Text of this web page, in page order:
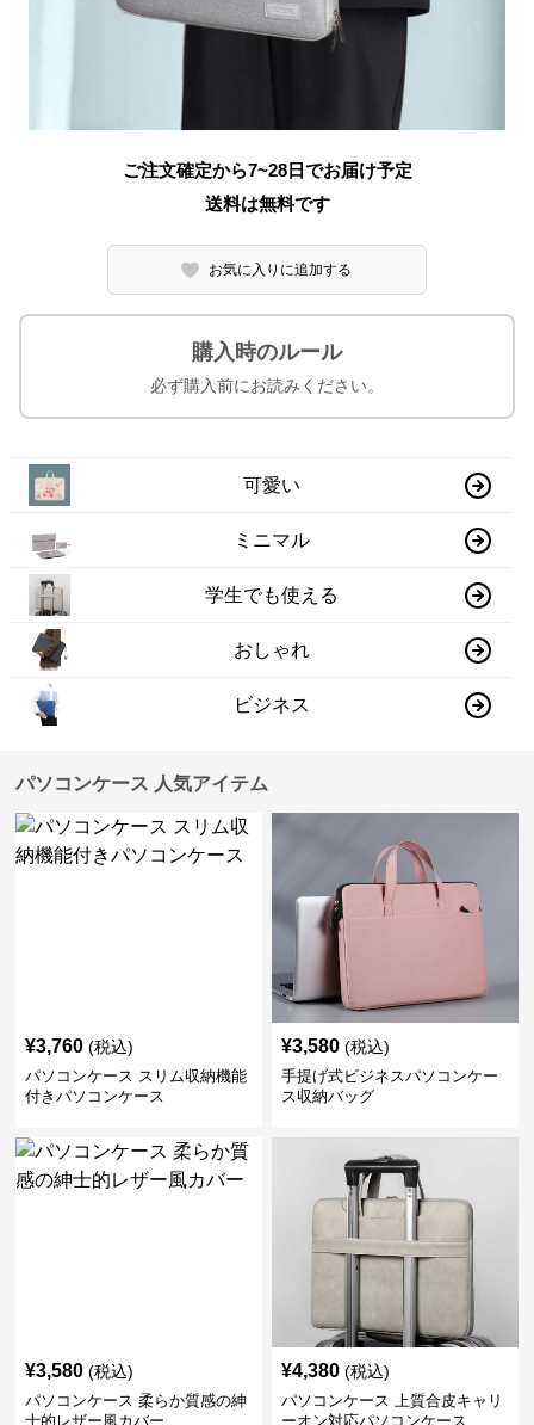
ご注文確定から7~28日でお届け予定
送料は無料です
お気に入りに追加する
購入時のルール
必ず購入前にお読みください。
可愛い
ミニマル
学生でも使える
おしゃれ
ビジネス
パソコンケース 人気アイテム
¥3,760 (税込)
パソコンケース スリム収納機能
付きパソコンケース
¥3,580 (税込)
手提げ式ビジネスパソコンケー
ス収納バッグ
¥3,580 (税込)
パソコンケース 柔らか質感の紳
士的レザー風カバー
¥4,380 (税込)
パソコンケース 上質合皮キャリ
ーオン対応パソコンケース